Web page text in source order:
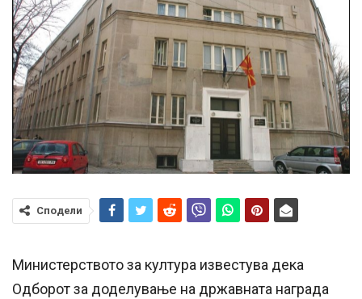
Сподели
Министерството за култура известува дека
Одборот за доделување на државната награда